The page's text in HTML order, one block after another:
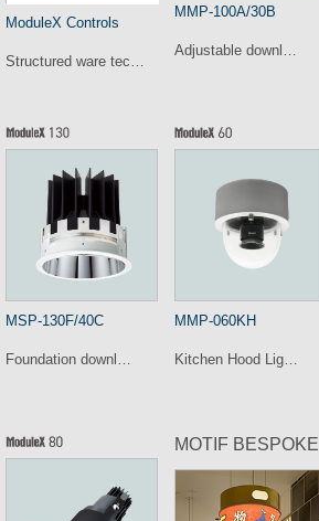
ModuleX Controls
Structured ware tec…
MMP-100A/30B
Adjustable downl…
MSP-130F/40C
Foundation downl…
MMP-060KH
Kitchen Hood Lig…
MOTIF BESPOKE